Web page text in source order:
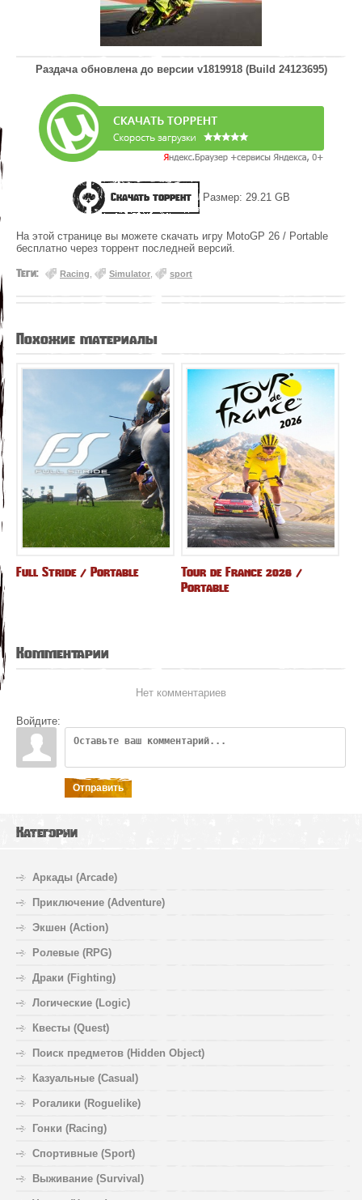
Раздача обновлена до версии v1819918 (Build 24123695)
Скачать торрент Размер: 29.21 GB
На этой странице вы можете скачать игру MotoGP 26 / Portable
бесплатно через торрент последней версий.
Теги: Racing Simulator sport
Похожие материалы
Full Stride / Portable
Tour de France 2026 /
Portable
Комментарии
Нет комментариев
Войдите:
Отправить
Категории
Аркады (Arcade)
Приключение (Adventure)
Экшен (Action)
Ролевые (RPG)
Драки (Fighting)
Логические (Logic)
Квесты (Quest)
Поиск предметов (Hidden Object)
Казуальные (Casual)
Рогалики (Roguelike)
Гонки (Racing)
Спортивные (Sport)
Выживание (Survival)